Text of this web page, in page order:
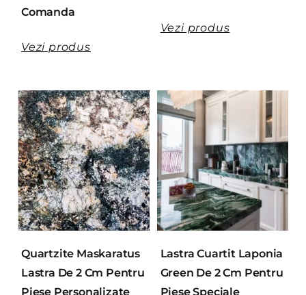
Comanda
Vezi produs
Vezi produs
Quartzite Maskaratus
Lastra De 2 Cm Pentru
Piese Personalizate
Lastra Cuartit Laponia
Green De 2 Cm Pentru
Piese Speciale